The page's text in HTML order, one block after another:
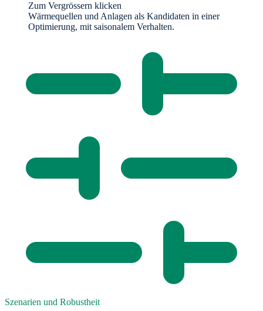
Zum Vergrössern klicken
Wärmequellen und Anlagen als Kandidaten in einer
Optimierung, mit saisonalem Verhalten.
Szenarien und Robustheit